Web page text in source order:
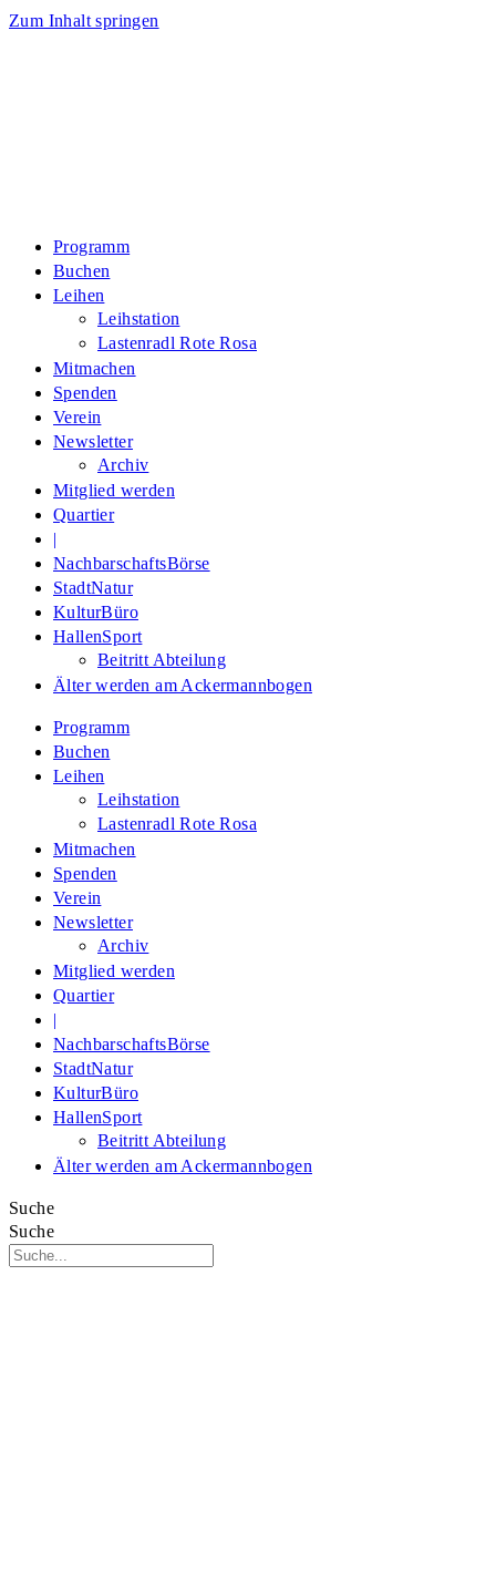
Zum Inhalt springen
Programm
Buchen
Leihen
Leihstation
Lastenradl Rote Rosa
Mitmachen
Spenden
Verein
Newsletter
Archiv
Mitglied werden
Quartier
|
NachbarschaftsBörse
StadtNatur
KulturBüro
HallenSport
Beitritt Abteilung
Älter werden am Ackermannbogen
Programm
Buchen
Leihen
Leihstation
Lastenradl Rote Rosa
Mitmachen
Spenden
Verein
Newsletter
Archiv
Mitglied werden
Quartier
|
NachbarschaftsBörse
StadtNatur
KulturBüro
HallenSport
Beitritt Abteilung
Älter werden am Ackermannbogen
Suche
Suche